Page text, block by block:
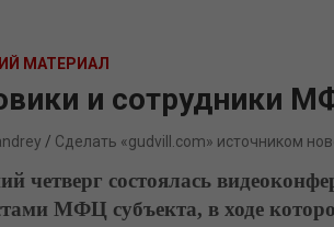
МАТЕРИАЛ
и сотрудники
Сделать «gudvill.com» источником
четверг состоялась
МФЦ субъекта, в ходе